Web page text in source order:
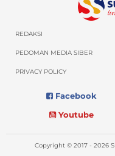
REDAKSI
PEDOMAN MEDIA SIBER
PRIVACY POLICY
Facebook
Youtube
Copyright © 2017 - 2026